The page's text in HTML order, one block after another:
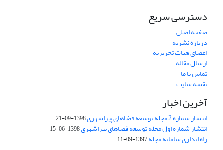
دسترسی سریع
صفحه اصلی
درباره نشریه
اعضای هیات تحریریه
ارسال مقاله
تماس با ما
نقشه سایت
آخرین اخبار
انتشار شماره 2 مجله توسعه فضاهای پیراشهری 1398-09-21
انتشار شماره اول مجله توسعه فضاهای پیراشهری1398-06-15
راه اندازی سامانه مجله1397-09-11